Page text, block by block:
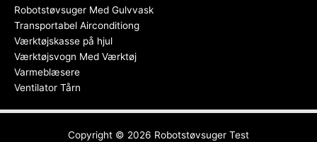
Robotstøvsuger Med Gulvvask
Transportabel Airconditiong
Værktøjskasse på hjul
Værktøjsvogn Med Værktøj
Varmeblæsere
Ventilator Tårn
Copyright © 2026 Robotstøvsuger Test